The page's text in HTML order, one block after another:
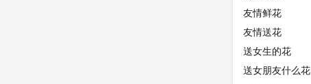
友情鲜花
友情送花
送女生的花
送女朋友什么花